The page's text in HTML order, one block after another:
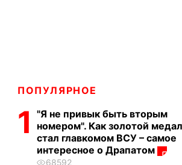
ПОПУЛЯРНОЕ
1
"Я не привык быть вторым
номером". Как золотой
стал главкомом ВСУ – самое
интересное о Драпатом
68592